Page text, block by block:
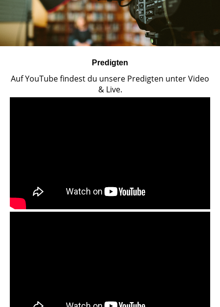
Predigten
Auf YouTube findest du unsere Predigten unter Video
& Live.